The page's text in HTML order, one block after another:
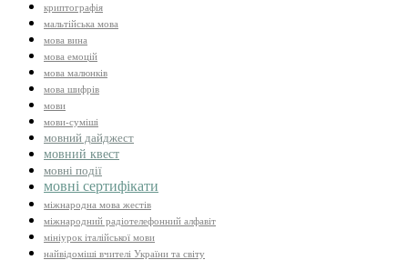
криптографія
мальтійська мова
мова вина
мова емоцій
мова малюнків
мова шифрів
мови
мови-суміші
мовний дайджест
мовний квест
мовні події
мовні сертифікати
міжнародна мова жестів
міжнародний радіотелефонний алфавіт
мініурок італійської мови
найвідоміші вчителі України та світу